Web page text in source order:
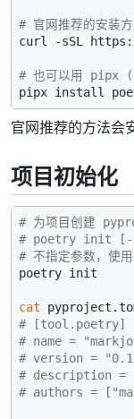
# 官网推荐的安装
curl -sSL
# 也可以用 pipx (
官网推荐的方法会
项目初始化
# 为项目创建
# poetry init [--
# 不指定参数，使用
poetry init
cat
# [tool.poetry]
# name =
# version =
# description =
# authors =